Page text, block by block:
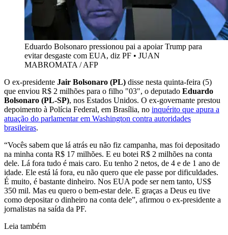
Eduardo Bolsonaro pressionou pai a apoiar Trump para
evitar desgaste com EUA, diz PF • JUAN
MABROMATA / AFP
O ex-presidente Jair Bolsonaro (PL) disse nesta quinta-feira (5)
que enviou R$ 2 milhões para o filho "03", o deputado Eduardo
Bolsonaro (PL-SP), nos Estados Unidos. O ex-governante prestou
depoimento à Polícia Federal, em Brasília, no inquérito que apura a
atuação do parlamentar em Washington contra autoridades
brasileiras.
“Vocês sabem que lá atrás eu não fiz campanha, mas foi depositado
na minha conta R$ 17 milhões. E eu botei R$ 2 milhões na conta
dele. Lá fora tudo é mais caro. Eu tenho 2 netos, de 4 e de 1 ano de
idade. Ele está lá fora, eu não quero que ele passe por dificuldades.
É muito, é bastante dinheiro. Nos EUA pode ser nem tanto, US$
350 mil. Mas eu quero o bem-estar dele. E graças a Deus eu tive
como depositar o dinheiro na conta dele”, afirmou o ex-presidente a
jornalistas na saída da PF.
Leia também